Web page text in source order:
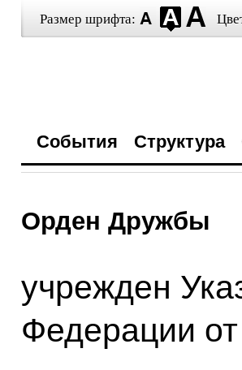
Размер шрифта:
События Структура
Орден Дружбы
учрежден
Федерации